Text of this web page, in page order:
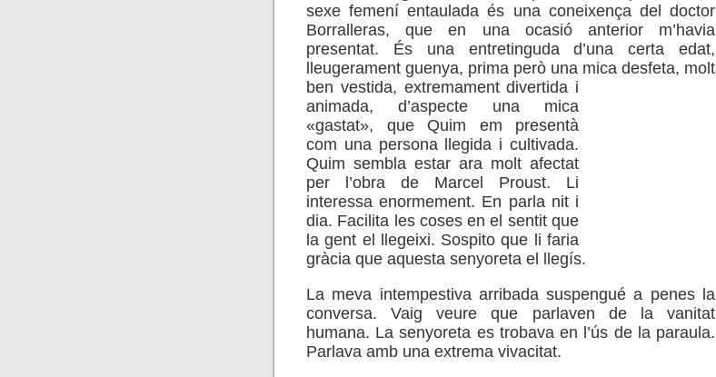
sexe femení entaulada és una coneixença del doctor
Borralleras, que en una ocasió anterior m’havia
presentat. És una entretinguda d’una certa edat,
lleugerament guenya, prima però una mica desfeta, molt
ben vestida, extremament divertida i
animada, d’aspecte una mica
«gastat», que Quim em presentà
com una persona llegida i cultivada.
Quim sembla estar ara molt afectat
per l’obra de Marcel Proust. Li
interessa enormement. En parla nit i
dia. Facilita les coses en el sentit que
la gent el llegeixi. Sospito que li faria
gràcia que aquesta senyoreta el llegís.
La meva intempestiva arribada suspengué a penes la
conversa. Vaig veure que parlaven de la vanitat
humana. La senyoreta es trobava en l’ús de la paraula.
Parlava amb una extrema vivacitat.